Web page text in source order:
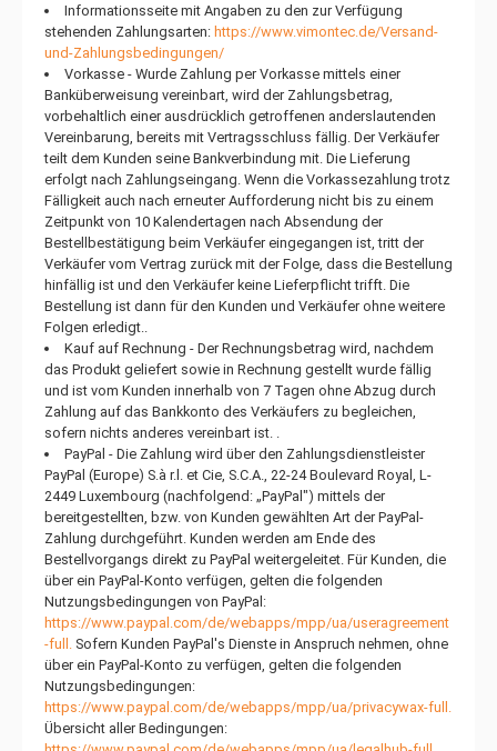
Informationsseite mit Angaben zu den zur Verfügung
stehenden Zahlungsarten: https://www.vimontec.de/Versand-
und-Zahlungsbedingungen/
Vorkasse - Wurde Zahlung per Vorkasse mittels einer
Banküberweisung vereinbart, wird der Zahlungsbetrag,
vorbehaltlich einer ausdrücklich getroffenen anderslautenden
Vereinbarung, bereits mit Vertragsschluss fällig. Der Verkäufer
teilt dem Kunden seine Bankverbindung mit. Die Lieferung
erfolgt nach Zahlungseingang. Wenn die Vorkassezahlung trotz
Fälligkeit auch nach erneuter Aufforderung nicht bis zu einem
Zeitpunkt von 10 Kalendertagen nach Absendung der
Bestellbestätigung beim Verkäufer eingegangen ist, tritt der
Verkäufer vom Vertrag zurück mit der Folge, dass die Bestellung
hinfällig ist und den Verkäufer keine Lieferpflicht trifft. Die
Bestellung ist dann für den Kunden und Verkäufer ohne weitere
Folgen erledigt..
Kauf auf Rechnung - Der Rechnungsbetrag wird, nachdem
das Produkt geliefert sowie in Rechnung gestellt wurde fällig
und ist vom Kunden innerhalb von 7 Tagen ohne Abzug durch
Zahlung auf das Bankkonto des Verkäufers zu begleichen,
sofern nichts anderes vereinbart ist. .
PayPal - Die Zahlung wird über den Zahlungsdienstleister
PayPal (Europe) S.à r.l. et Cie, S.C.A., 22-24 Boulevard Royal, L-
2449 Luxembourg (nachfolgend: „PayPal") mittels der
bereitgestellten, bzw. von Kunden gewählten Art der PayPal-
Zahlung durchgeführt. Kunden werden am Ende des
Bestellvorgangs direkt zu PayPal weitergeleitet. Für Kunden, die
über ein PayPal-Konto verfügen, gelten die folgenden
Nutzungsbedingungen von PayPal:
https://www.paypal.com/de/webapps/mpp/ua/useragreement
-full. Sofern Kunden PayPal's Dienste in Anspruch nehmen, ohne
über ein PayPal-Konto zu verfügen, gelten die folgenden
Nutzungsbedingungen:
https://www.paypal.com/de/webapps/mpp/ua/privacywax-full.
Übersicht aller Bedingungen: